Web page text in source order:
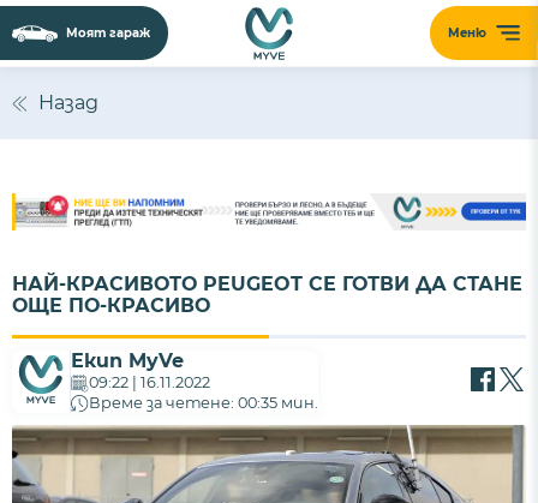
Меню
Моят гараж
Назад
НАЙ-КРАСИВОТО PEUGEOT СЕ ГОТВИ ДА СТАНЕ
ОЩЕ ПО-КРАСИВО
Екип MyVe
09:22 | 16.11.2022
Време за четене: 00:35 мин.